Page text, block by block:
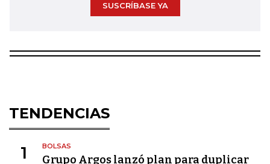
SUSCRÍBASE YA
TENDENCIAS
1 BOLSAS
Grupo Argos lanzó plan para duplicar